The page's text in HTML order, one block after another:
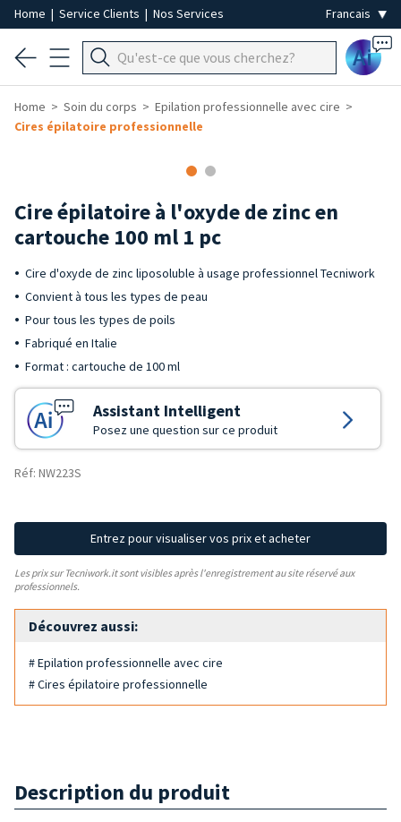
Home | Service Clients | Nos Services
Ai
Home Soin du corps
Epilation professionnelle avec cire
Cires épilatoire professionnelle
Cire épilatoire à l'oxyde de zinc en
cartouche 100 ml 1 pc
Cire d'oxyde de zinc liposoluble à usage professionnel Tecniwork
Convient à tous les types de peau
Pour tous les types de poils
Fabriqué en Italie
Format : cartouche de 100 ml
Assistant Intelligent
Posez une question sur ce produit
Réf: NW223S
Entrez pour visualiser vos prix et acheter
Les prix sur Tecniwork.it sont visibles après l'enregistrement au site réservé aux
professionnels.
Découvrez aussi:
# Epilation professionnelle avec cire
# Cires épilatoire professionnelle
Description du produit